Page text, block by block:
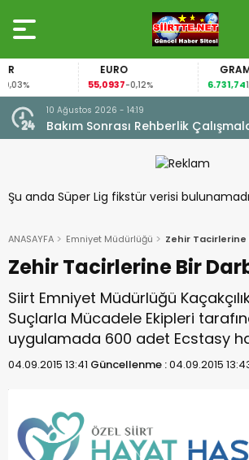
EURO
55,0937-0,12%
GRAM
6.731,741,07%
10 Ağustos 2026 - 14:07
TEKNOFEST 2026 SAVAŞAN
BAŞLIYOR
Şu anda Süper Lig fikstür verisi
ANASAYFA Emniyet Müdürlüğü Zehir Tacirlerine
Zehir Tacirlerine Bir
Siirt Emniyet Müdürlüğü
Suçlarla Mücadele Ekipleri
uygulamada 600 adet Ecstasy
04.09.2015 13:41 Güncellenme :04.09.2015